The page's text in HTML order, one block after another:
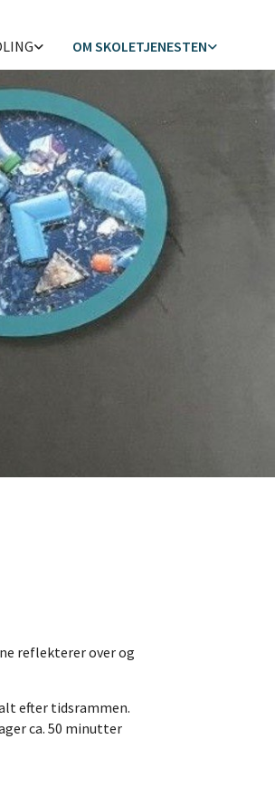
OM SKOLETJENESTEN
reflekterer over og
efter tidsrammen.
ca. 50 minutter